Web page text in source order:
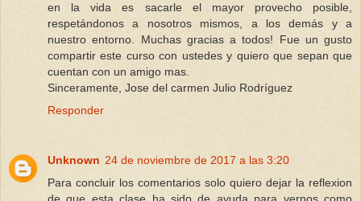
en la vida es sacarle el mayor provecho posible,
respetándonos a nosotros mismos, a los demás y a
nuestro entorno. Muchas gracias a todos! Fue un gusto
compartir este curso con ustedes y quiero que sepan que
cuentan con un amigo mas.
Sinceramente, Jose del carmen Julio Rodríguez
Responder
Unknown 24 de noviembre de 2017 a las 3:20
Para concluir los comentarios solo quiero dejar la reflexion